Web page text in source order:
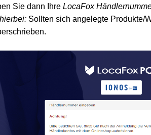
Sie dann Ihre LocaFox
Sollten sich angelegte Produkte/